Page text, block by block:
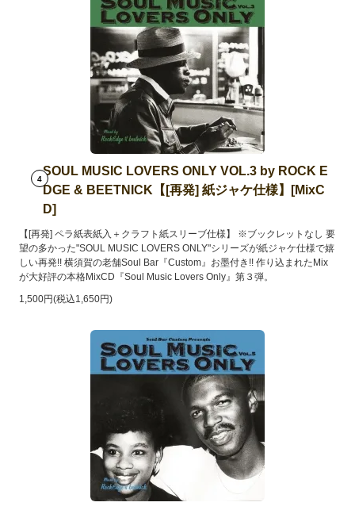
4
SOUL MUSIC LOVERS ONLY VOL.3 by ROCK E
DGE & BEETNICK【[再発] 紙ジャケ仕様】[MixC
D]
【[再発] ペラ紙表紙入＋クラフト紙スリーブ仕様】 ※ブックレットなし 要
望の多かった"SOUL MUSIC LOVERS ONLY"シリーズが紙ジャケ仕様で嬉
しい再発!! 横須賀の老舗Soul Bar『Custom』お墨付き!! 作り込まれたMix
が大好評の本格MixCD『Soul Music Lovers Only』第３弾。
1,500円(税込1,650円)